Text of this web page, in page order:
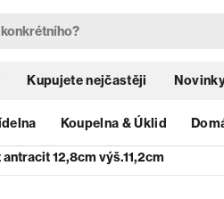
Kupujete nejčastěji
Koupelna & Úklid
12,8cm výš.11,2cm